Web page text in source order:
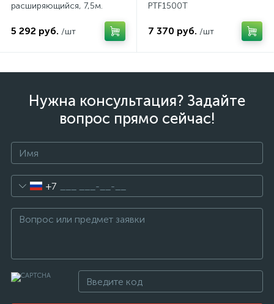
расширяющийся, 7,5м.
5 292 руб. /шт
PTF1500T
7 370 руб. /шт
Нужна консультация? Задайте
вопрос прямо сейчас!
+7